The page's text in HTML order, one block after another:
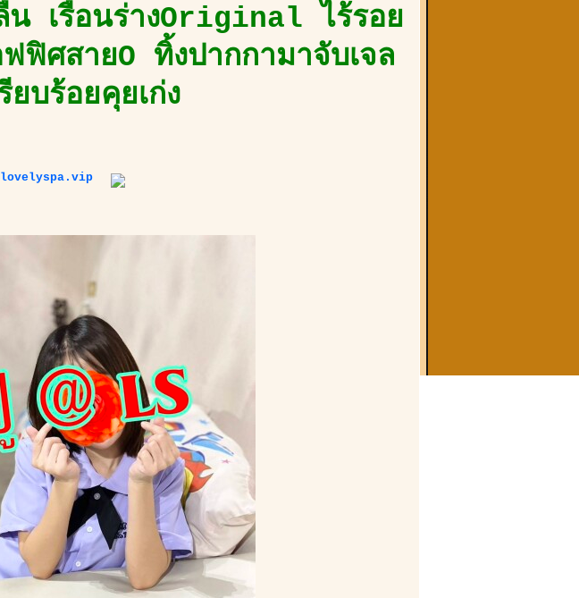
น เรือนร่างOriginal ไร้รอย
ฟิศสายO ทิ้งปากกามาจับเจล
ยบร้อยคุยเก่ง